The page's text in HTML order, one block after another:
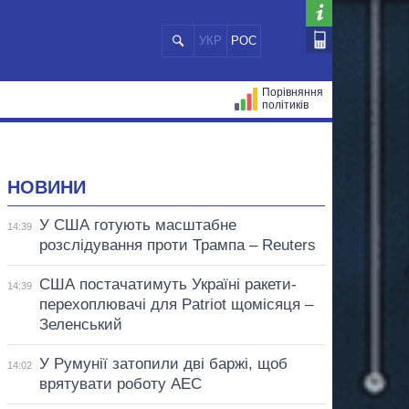
УКР РОС
Порівняння
політиків
НОВИНИ
14:39
У США готують масштабне
розслідування проти Трампа – Reuters
14:39
США постачатимуть Україні ракети-
перехоплювачі для Patriot щомісяця –
Зеленський
14:02
У Румунії затопили дві баржі, щоб
врятувати роботу АЕС